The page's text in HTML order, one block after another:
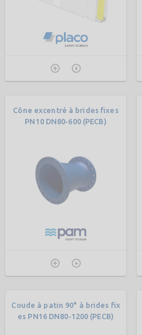
Cône excentré à brides fixes
PN10 DN80-600 (PECB)
Coude à patin 90° à brides fix
es PN16 DN80-1200 (PECB)